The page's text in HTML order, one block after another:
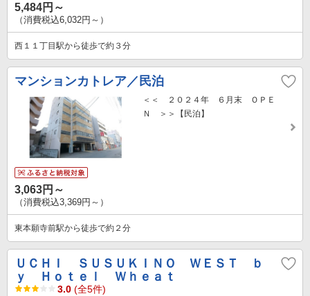
5,484円～
（消費税込6,032円～）
西１１丁目駅から徒歩で約３分
マンションカトレア／民泊
＜＜ ２０２４年 ６月末 ＯＰＥ
Ｎ ＞＞【民泊】
3,063円～
（消費税込3,369円～）
東本願寺前駅から徒歩で約２分
ＵＣＨＩ ＳＵＳＵＫＩＮＯ ＷＥＳＴ ｂ
ｙ Ｈｏｔｅｌ Ｗｈｅａｔ
3.0 (全5件)